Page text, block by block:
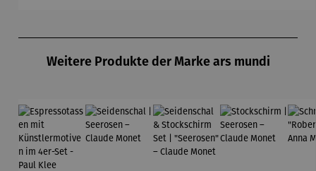
Weitere Produkte der Marke ars mundi